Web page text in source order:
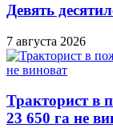
Девять
7 августа 2026
Тракторист в
23 650 га не